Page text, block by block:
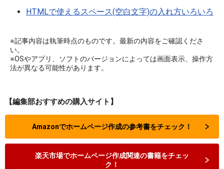
HTMLで使えるスペース(空白文字)の入れ方いろいろ
※記事内容は執筆時点のものです。最新の内容をご確認くださ
い。
※OSやアプリ、ソフトのバージョンによっては画面表示、操作方
法が異なる可能性があります。
【編集部おすすめの購入サイト】
Amazonでホームページ作成の参考書をチェック！
楽天市場でホームページ作成関連の書籍をチェッ
ク！